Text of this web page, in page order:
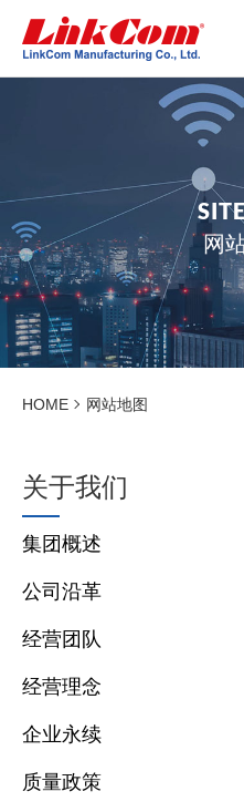
S ITE
网
HOME 网站地图
关于我们
集团概述
公司沿革
经营团队
经营理念
企业永续
质量政策